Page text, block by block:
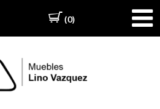
(0)